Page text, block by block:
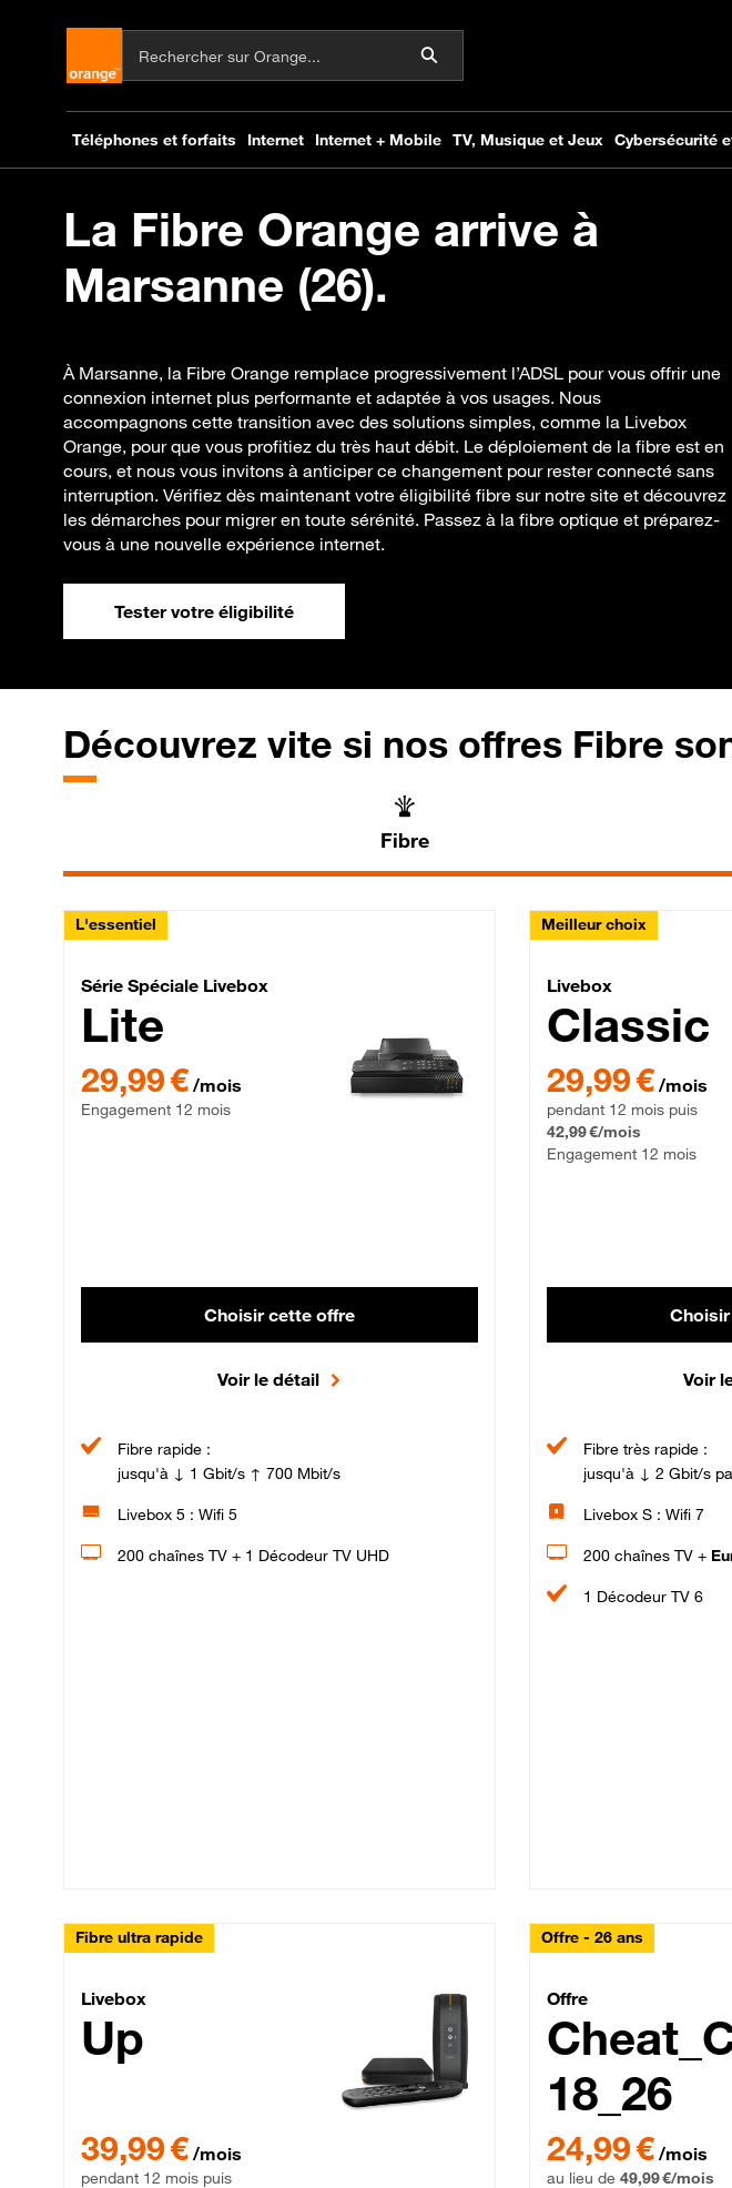
La Fibre Orange arrive à
Marsanne (26).
À Marsanne, la Fibre Orange remplace progressivement l’ADSL pour vous offrir une
connexion internet plus performante et adaptée à vos usages. Nous
accompagnons cette transition avec des solutions simples, comme la Livebox
Orange, pour que vous profitiez du très haut débit. Le déploiement de la fibre est en
cours, et nous vous invitons à anticiper ce changement pour rester connecté sans
interruption. Vérifiez dès maintenant votre éligibilité fibre sur notre site et découvrez
les démarches pour migrer en toute sérénité. Passez à la fibre optique et préparez-
vous à une nouvelle expérience internet.
Tester votre éligibilité
Découvrez vite si nos offres Fibre
Fibre
L'essentiel
Série Spéciale Livebox Lite Fibre
Série Spéciale Livebox
Lite
29,99 € par mois , Engagement 12 mois
29,99 € /mois
Engagement 12 mois
Choisir cette offre
Voir le détail
Fibre rapide :
jusqu'à ↓ 1 Gbit/s ↑ 700 Mbit/s
Livebox 5 : Wifi 5
200 chaînes TV + 1 Décodeur TV UHD
Meilleur choix
Livebox
Livebox
Classic
29,99 € par mois
29,99 € /mois
pendant 12 mois puis
42,99 €/mois
Engagement 12 mois
Voir
Fibre très rapide :
jusqu'à ↓ 2 Gbit/s
Livebox S : Wifi 7
200 chaînes TV +
1 Décodeur TV 6
Fibre ultra rapide
Livebox Up Fibre
Livebox
Up
39,99 € /mois
pendant 12 mois puis
Offre - 26 ans
Offre
18_26
24,99 € /mois
au lieu de 49,99 €/mois